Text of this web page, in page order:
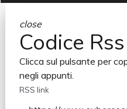
close
Codice Rss
Clicca sul pulsante per
negli appunti.
RSS link